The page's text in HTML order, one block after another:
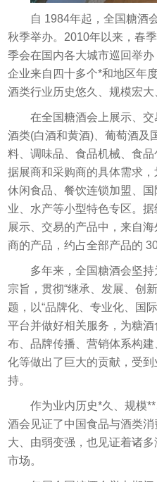
自 1984年起，全国糖酒
秋季举办。2010年以来，春
季会在国内各大城市巡回举
企业来自四十多个*和地区年
酒类行业历史悠久、规模宏大
在全国糖酒会上展示、
酒类(白酒和黄酒)、葡萄酒及
料、调味品、食品机械、食
据展商和采购商的具体需求，
休闲食品、餐饮连锁加盟、
业、水产等小型特色专区。
展示、交易的产品中，来自
商的产品，约占全部产品的
多年来，全国糖酒会坚
宗旨，贯彻“继承、发展、创
题，以“品牌化、专业化、国
平台并做好相关服务，为糖
布、品牌传播、营销体系构
化等做出了巨大的贡献，受
持。
作为业内历史*久、规模
酒会见证了中国食品与酒类消
大、由弱变强，也见证着诸
市场。